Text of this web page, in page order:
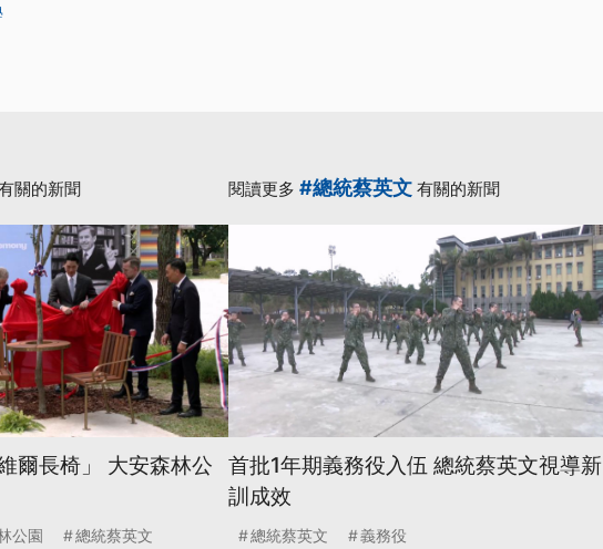
關的新聞
爾長椅」 大安森林公
公園 總統蔡英文
閱讀更多 #總統蔡英文 有關的新聞
首批1年期義務役入伍 總統蔡英文視導新
訓成效
總統蔡英文 義務役